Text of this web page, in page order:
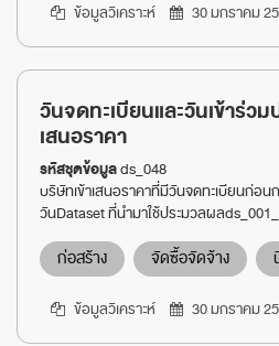
ข้อมูลวิเคราะห์ 30 มกราคม
วันจดทะเบียนและวันเข้าร่ว
เสนอราคา
รหัสชุดข้อมูลds_048
บริษัทเข้าเสนอราคาที่มีวันจดทะเบียนก่อน
วันDataset ที่นำมาใช้ประมวลผล
ก่อสร้าง จัดซื้อจัดจ้าง
ข้อมูลวิเคราะห์ 30 มกราคม